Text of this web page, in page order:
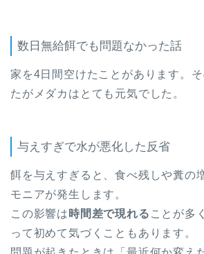
数日無給餌でも問題なかった話
家を4日間空けたことがあります。
たがメダカはとても元気でした。
与えすぎで水が悪化した反省
餌を与えすぎると、食べ残しや糞の
モニアが発生します。
この影響は 時間差で現れる ことが多
って初めて気づくこともあります。